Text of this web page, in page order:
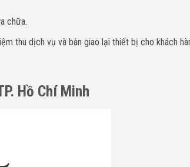
chữa.
thu dịch vụ và bàn giao lại thiết bị cho khách
Hồ Chí Minh